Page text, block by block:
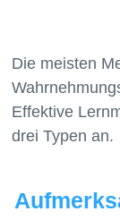
Die meisten
Effektive